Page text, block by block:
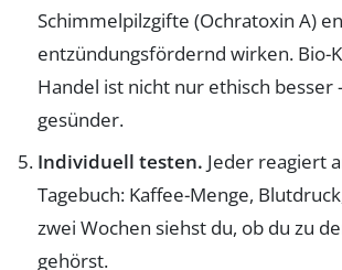
Schimmelpilzgifte (Ochratoxin A)
entzündungsfördernd wirken. Bio-
Handel ist nicht nur ethisch besser
gesünder.
Individuell testen. Jeder reagiert
Tagebuch: Kaffee-Menge,
zwei Wochen siehst du, ob du zu
gehörst.